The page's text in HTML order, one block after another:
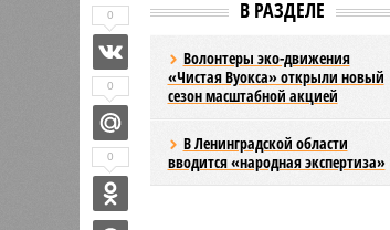
В РАЗДЕЛЕ
Волонтеры эко-движения
«Чистая Вуокса» открыли новый
сезон масштабной акцией
В Ленинградской области
вводится «народная экспертиза»
0
0
0